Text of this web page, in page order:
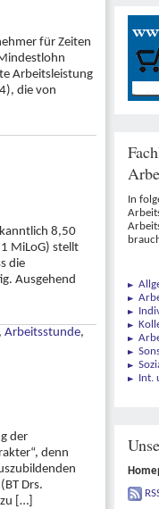
für Zeiten
Arbeitsleistung
die von
8,50
MiLoG) stellt
die
Ausgehend
, Arbeitsstunde,
der
denn
Drs.
[…]
In
Int.